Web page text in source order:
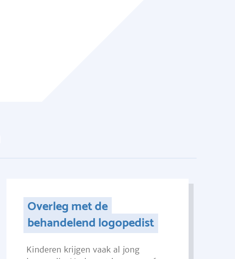
Overleg met de
behandelend logopedist
Kinderen krijgen vaak al jong